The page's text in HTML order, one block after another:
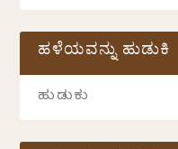
ಹಳೆಯವನ್ನು ಹುಡುಕಿ